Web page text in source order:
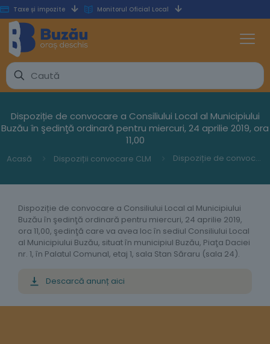
Taxe și impozite Monitorul Oficial Local
Dispoziție de convocare a Consiliului Local al Municipiului
Buzău în şedinţă ordinară pentru miercuri, 24 aprilie 2019, ora
11,00
Acasă Dispoziții convocare CLM Dispoziție de convocare a Consiliului Local al Municipiului Buzău în şedinţă ordinară pentru miercuri, 24 aprilie 2019, ora 11,00
Dispoziție de convocare a Consiliului Local al Municipiului
Buzău în şedinţă ordinară pentru miercuri, 24 aprilie 2019,
ora 11,00, şedinţă care va avea loc în sediul Consiliului Local
al Municipiului Buzău, situat în municipiul Buzău, Piaţa Daciei
nr. 1, în Palatul Comunal, etaj 1, sala Stan Săraru (sala 24).
Descarcă anunț aici